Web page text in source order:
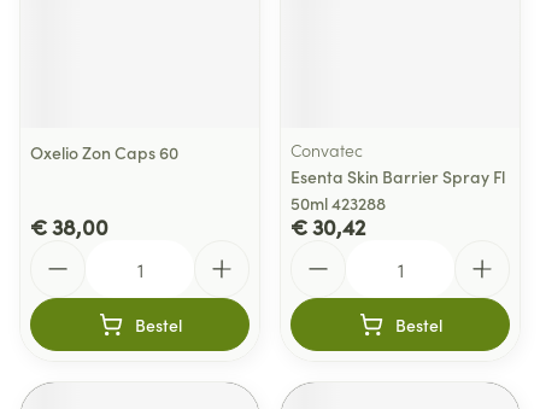
Oxelio Zon Caps 60
€ 38,00
Bestel
Convatec
Esenta Skin Barrier Spray Fl
50ml 423288
€ 30,42
Bestel